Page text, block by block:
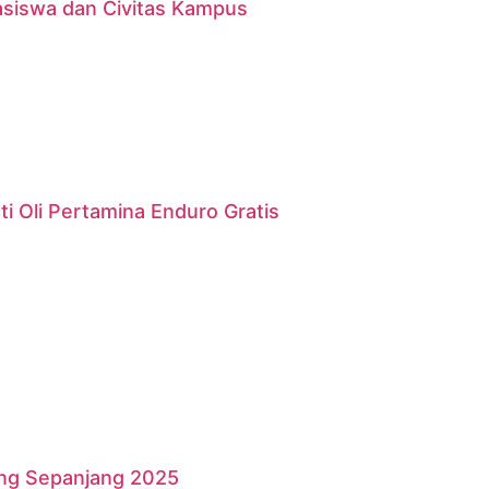
dan Civitas Kampus
Oli Pertamina Enduro Gratis
Sepanjang 2025